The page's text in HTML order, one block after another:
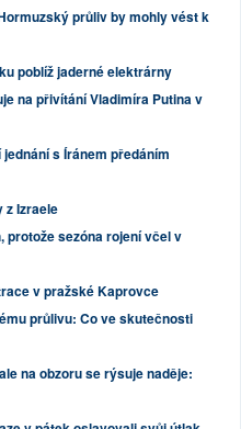
průliv by mohly vést k
poblíž jaderné elektrárny
na přivítání Vladimíra Putina v
s Íránem předáním
z Izraele
protože sezóna rojení včel v
v pražské Kaprovce
průlivu: Co ve skutečnosti
na obzoru se rýsuje naděje: